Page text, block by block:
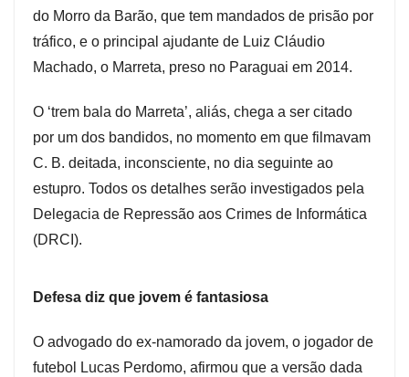
do Morro da Barão, que tem mandados de prisão por
tráfico, e o principal ajudante de Luiz Cláudio
Machado, o Marreta, preso no Paraguai em 2014.
O ‘trem bala do Marreta’, aliás, chega a ser citado
por um dos bandidos, no momento em que filmavam
C. B. deitada, inconsciente, no dia seguinte ao
estupro. Todos os detalhes serão investigados pela
Delegacia de Repressão aos Crimes de Informática
(DRCI).
Defesa diz que jovem é fantasiosa
O advogado do ex-namorado da jovem, o jogador de
futebol Lucas Perdomo, afirmou que a versão dada